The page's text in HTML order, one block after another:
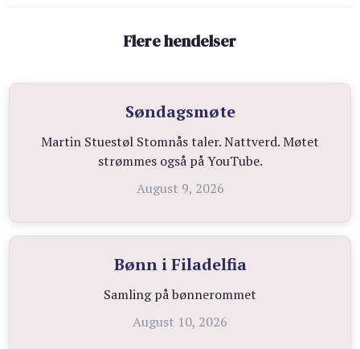
Flere hendelser
Søndagsmøte
Martin Stuestøl Stomnås taler. Nattverd. Møtet
strømmes også på YouTube.
August 9, 2026
Bønn i Filadelfia
Samling på bønnerommet
August 10, 2026